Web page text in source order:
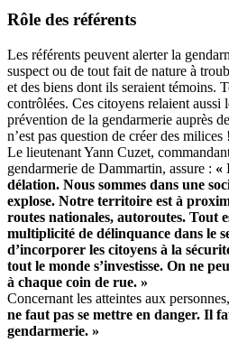
Rôle des référents
Les référents peuvent alerter la
suspect ou de tout fait de nature à
et des biens dont ils seraient témoins.
contrôlées. Ces citoyens relaient aussi
prévention de la gendarmerie auprès
n’est pas question de créer des milices !
Le lieutenant Yann Cuzet,
gendarmerie de Dammartin, assure : «
délation. Nous sommes dans une
explose. Notre territoire est à
routes nationales, autoroutes. Tout
multiplicité de délinquance dans le
d’incorporer les citoyens à la
tout le monde s’investisse. On ne
à chaque coin de rue. »
Concernant les atteintes aux
ne faut pas se mettre en danger. Il
gendarmerie. »